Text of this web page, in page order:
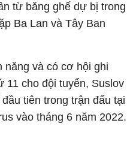
từ băng ghế dự bị trong
Ba Lan và Tây Ban
năng và có cơ hội ghi
11 cho đội tuyển, Suslov
tiên trong trận đấu tại
vào tháng 6 năm 2022.